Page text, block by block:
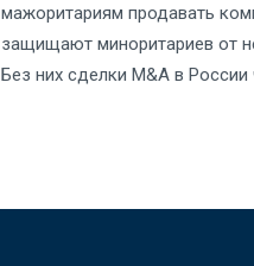
мажоритариям продавать
защищают миноритариев от
Без них сделки M&A в России